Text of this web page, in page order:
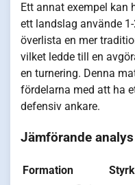
Ett annat exempel kan
ett landslag använde
överlista en mer
vilket ledde till en
en turnering. Denna
fördelarna med att ha
defensiv ankare.
Jämförande
Formation